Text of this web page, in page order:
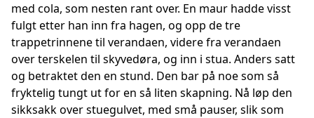
med cola, som nesten rant over. En maur hadde visst
fulgt etter han inn fra hagen, og opp de tre
trappetrinnene til verandaen, videre fra verandaen
over terskelen til skyvedøra, og inn i stua. Anders satt
og betraktet den en stund. Den bar på noe som så
fryktelig tungt ut for en så liten skapning. Nå løp den
sikksakk over stuegulvet, med små pauser, slik som